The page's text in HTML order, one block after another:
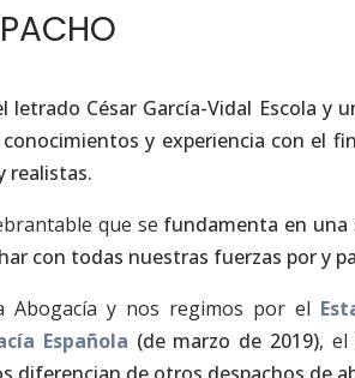
César García-Vidal Escola y
y experiencia con el
realistas.
que se fundamenta en una
con todas nuestras fuerzas por y
Abogacía y nos regimos por el
Española (de marzo de 2019), el